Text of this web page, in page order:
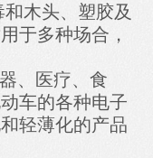
和木头、塑胶及
于多种场合，
、医疗、食
车的各种电子
轻薄化的产品